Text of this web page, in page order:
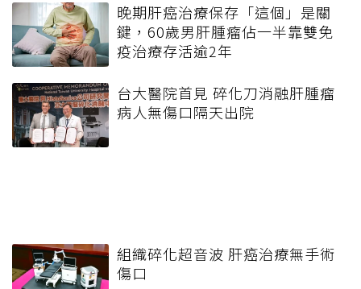
晚期肝癌治療保存「這個」是關
鍵，60歲男肝腫瘤佔一半靠雙免
疫治療存活逾2年
台大醫院首見 碎化刀消融肝腫瘤
病人無傷口隔天出院
組織碎化超音波 肝癌治療無手術
傷口